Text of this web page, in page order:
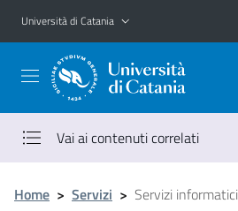
Vai al contenuto principale
Vai al menu di navigazione
Università di Catania
Vai ai contenuti correlati
Home > Servizi > Servizi informatici